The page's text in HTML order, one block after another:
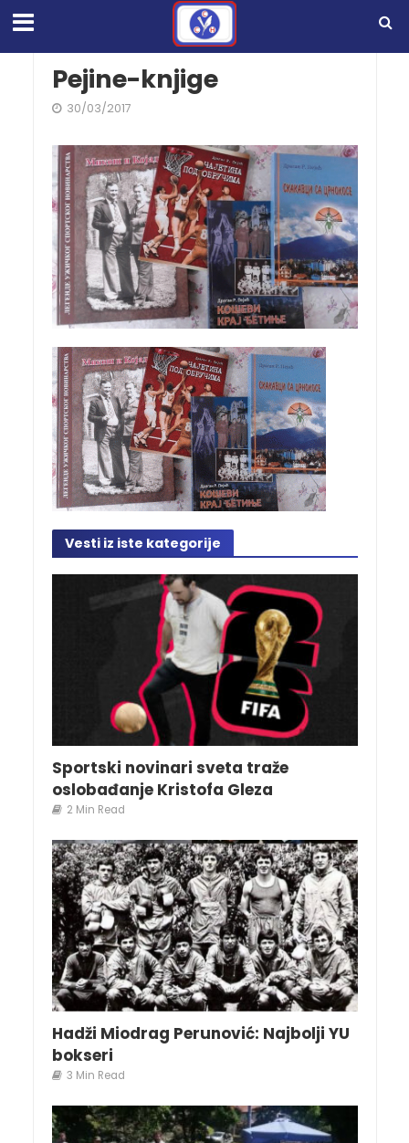
Pejine-knjige
30/03/2017
Vesti iz iste kategorije
Sportski novinari sveta traže
oslobađanje Kristofa Gleza
2 Min Read
Hadži Miodrag Perunović: Najbolji YU
bokseri
3 Min Read